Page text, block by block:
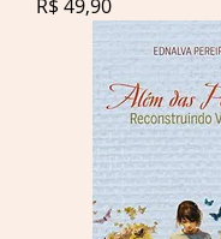
R$ 49,90